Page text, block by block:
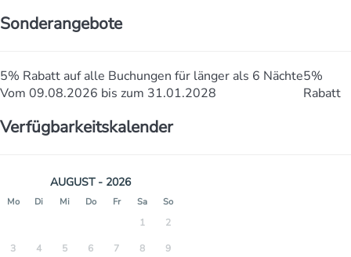
Sonderangebote
5% Rabatt auf alle Buchungen für länger als 6 Nächte
Vom 09.08.2026 bis zum 31.01.2028
5%
Rabatt
Verfügbarkeitskalender
AUGUST - 2026
Mo Di Mi Do Fr Sa So
1 2
3 4 5 6 7 8 9